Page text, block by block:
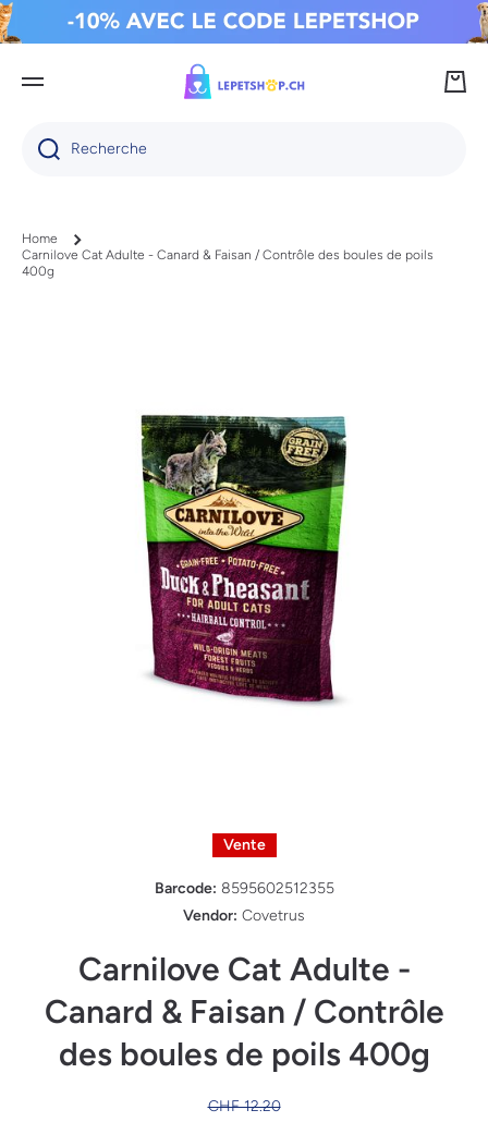
IGNORER ET PASSER AU CONTENU
Recherche
Home
Carnilove Cat Adulte - Canard & Faisan / Contrôle des boules de poils
400g
Vente
Barcode: 8595602512355
Vendor: Covetrus
Carnilove Cat Adulte -
Canard & Faisan / Contrôle
des boules de poils 400g
CHF 12.20